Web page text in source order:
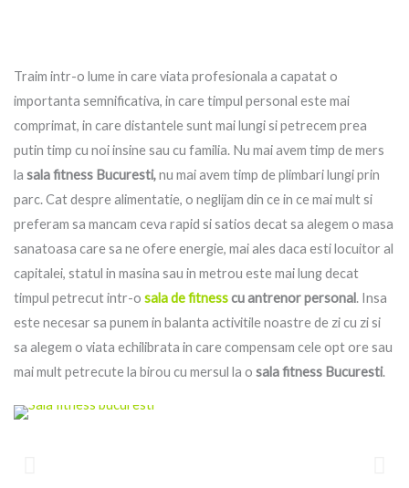
Traim intr-o lume in care viata profesionala a capatat o
importanta semnificativa, in care timpul personal este mai
comprimat, in care distantele sunt mai lungi si petrecem prea
putin timp cu noi insine sau cu familia. Nu mai avem timp de mers
la sala fitness Bucuresti,nu mai avem timp de plimbari lungi prin
parc. Cat despre alimentatie, o neglijam din ce in ce mai mult si
preferam sa mancam ceva rapid si satios decat sa alegem o masa
sanatoasa care sa ne ofere energie, mai ales daca esti locuitor al
capitalei, statul in masina sau in metrou este mai lung decat
timpul petrecut intr-o sala de fitnesscu antrenor personal. Insa
este necesar sa punem in balanta activitile noastre de zi cu zi si
sa alegem o viata echilibrata in care compensam cele opt ore sau
mai mult petrecute la birou cu mersul la o sala fitness Bucuresti.